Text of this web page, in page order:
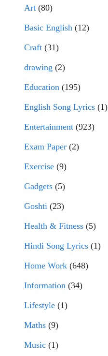
Art (80)
Basic English (12)
Craft (31)
drawing (2)
Education (195)
English Song Lyrics (1)
Entertainment (923)
Exam Paper (2)
Exercise (9)
Gadgets (5)
Goshti (23)
Health & Fitness (5)
Hindi Song Lyrics (1)
Home Work (648)
Information (34)
Lifestyle (1)
Maths (9)
Music (1)